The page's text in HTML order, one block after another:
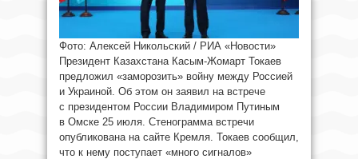
Фото: Алексей Никольский / РИА «Новости»
Президент Казахстана Касым-Жомарт Токаев
предложил «заморозить» войну между Россией
и Украиной. Об этом он заявил на встрече
с президентом России Владимиром Путиным
в Омске 25 июля. Стенограмма встречи
опубликована на сайте Кремля. Токаев сообщил,
что к нему поступает «много сигналов»